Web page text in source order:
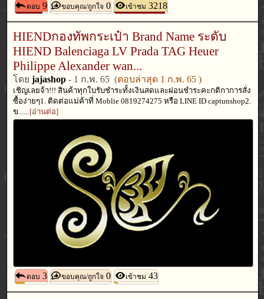
ตอบ 9 ขอบคุณ/ถูกใจ 0 เข้าชม 3218
HIENDกองทัพกระเป๋า Brand Name ระดับ
HIEND Balenciaga LV Prada TAG Heuer
Philippe Alexander wan...
โดย jajashop - 1 ก.พ. 65 (ตอบล่าสุด 1 ก.พ. 65)
เชิญเลยจ้า!!! สินค้าทุกใบรับชำระทั้งเงินสดและผ่อนชำระคะกติกาการสั่ง
ซื้อง่ายๆ1. ติดต่อแม่ค้าที่ Moblie 0819274275 หรือ LINE ID captunshop2.
ข......[อ่านต่อ]
ตอบ 3 ขอบคุณ/ถูกใจ 0 เข้าชม 43